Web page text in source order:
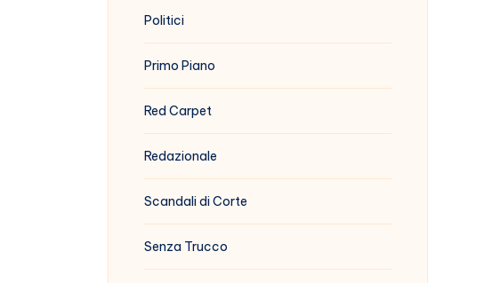
Politici
Primo Piano
Red Carpet
Redazionale
Scandali di Corte
Senza Trucco